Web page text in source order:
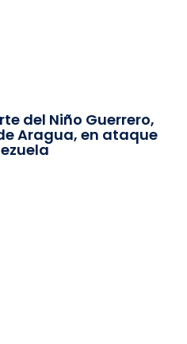
del Niño Guerrero,
Aragua, en ataque